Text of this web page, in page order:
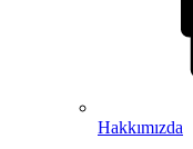
Hakkımızda